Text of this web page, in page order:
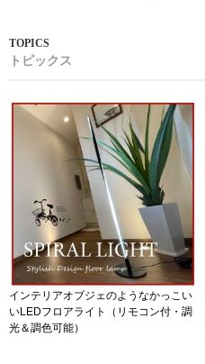
トピックス
インテリアオブジェのようなかっこい
いLEDフロアライト（リモコン付・調
光＆調色可能）